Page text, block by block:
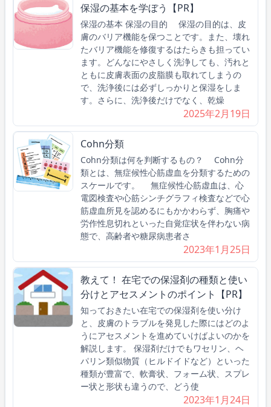
保湿の基本を学ぼう【PR】
保湿の基本 保湿の目的 保湿の目的は、皮
膚のバリア機能を保つことです。また、壊れ
たバリア機能を修復するはたらきも担ってい
ます。どんなにやさしく洗浄しても、汚れと
ともに皮膚表面の皮脂膜も取れてしまうの
で、洗浄後には必ずしっかりと保湿をしま
す。さらに、洗浄後だけでなく、乾燥
2025年2月19日
Cohn分類
Cohn分類は何を判断するもの？ Cohn分
類とは、無症候性心筋虚血を分類するための
スケールです。 無症候性心筋虚血は、心
電図検査や心筋シンチグラフィ検査などで心
筋虚血所見を認めるにもかかわらず、胸痛や
労作性息切れといった自覚症状を伴わない病
態で、高齢者や糖尿病患者さ
2023年1月25日
教えて！ 在宅での保湿剤の種類と使い
分けとアセスメントのポイント【PR】
知っておきたい在宅での保湿剤を使い分け
と、皮膚のトラブルを発見した際にはどのよ
うにアセスメントを進めていけばよいのかを
解説します。 保湿剤だけでもワセリン、ヘ
パリン類似物質（ヒルドイドなど）といった
種類が豊富で、軟膏状、フォーム状、スプレ
ー状と形状も違うので、どう使
2023年1月24日